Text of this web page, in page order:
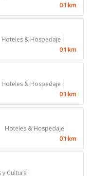
0.1 km
Hoteles & Hospedaje
0.1 km
Hoteles & Hospedaje
0.1 km
Hoteles & Hospedaje
0.1 km
y Cultura